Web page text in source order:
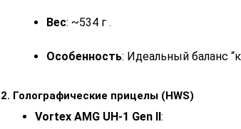
Вес: ~534 г .
Особенность: Идеальный баланс
2. Голографические прицелы (HWS)
Vortex AMG UH-1 Gen II: